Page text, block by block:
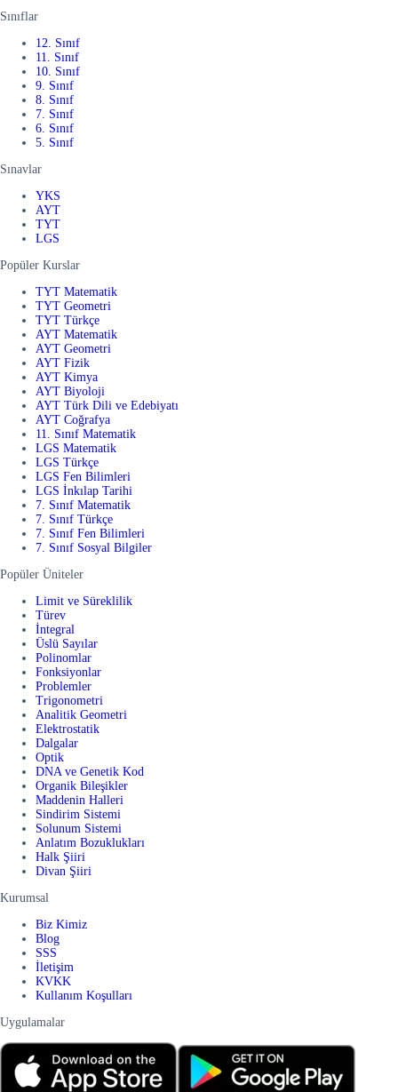
Sınıflar
12. Sınıf
11. Sınıf
10. Sınıf
9. Sınıf
8. Sınıf
7. Sınıf
6. Sınıf
5. Sınıf
Sınavlar
YKS
AYT
TYT
LGS
Popüler Kurslar
TYT Matematik
TYT Geometri
TYT Türkçe
AYT Matematik
AYT Geometri
AYT Fizik
AYT Kimya
AYT Biyoloji
AYT Türk Dili ve Edebiyatı
AYT Coğrafya
11. Sınıf Matematik
LGS Matematik
LGS Türkçe
LGS Fen Bilimleri
LGS İnkılap Tarihi
7. Sınıf Matematik
7. Sınıf Türkçe
7. Sınıf Fen Bilimleri
7. Sınıf Sosyal Bilgiler
Popüler Üniteler
Limit ve Süreklilik
Türev
İntegral
Üslü Sayılar
Polinomlar
Fonksiyonlar
Problemler
Trigonometri
Analitik Geometri
Elektrostatik
Dalgalar
Optik
DNA ve Genetik Kod
Organik Bileşikler
Maddenin Halleri
Sindirim Sistemi
Solunum Sistemi
Anlatım Bozuklukları
Halk Şiiri
Divan Şiiri
Kurumsal
Biz Kimiz
Blog
SSS
İletişim
KVKK
Kullanım Koşulları
Uygulamalar